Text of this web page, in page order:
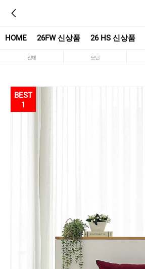
HOME 26FW 신상품 26 HS 신상품
전체 모던
1